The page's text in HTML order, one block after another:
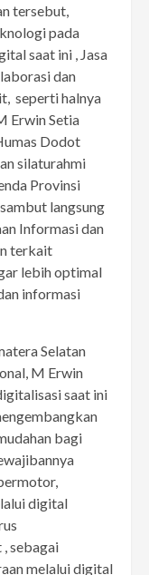
tersebut,
pada
saat ini , Jasa
dan
seperti halnya
Erwin Setia
Dodot
silaturahmi
Provinsi
langsung
Informasi dan
terkait
lebih optimal
informasi
Selatan
M Erwin
saat ini
bagi
digital
sebagai
melalui digital